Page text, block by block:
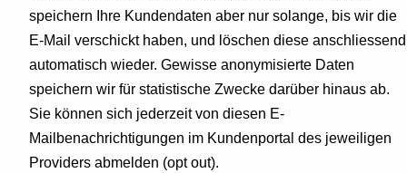
speichern Ihre Kundendaten aber nur solange, bis wir die
E-Mail verschickt haben, und löschen diese anschliessend
automatisch wieder. Gewisse anonymisierte Daten
speichern wir für statistische Zwecke darüber hinaus ab.
Sie können sich jederzeit von diesen E-
Mailbenachrichtigungen im Kundenportal des jeweiligen
Providers abmelden (opt out).